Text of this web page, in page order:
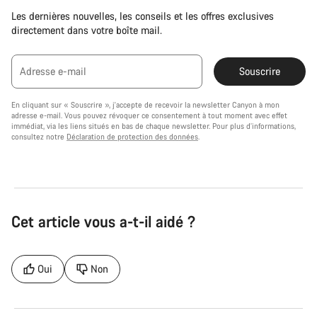
Les dernières nouvelles, les conseils et les offres exclusives
directement dans votre boîte mail.
Adresse e-mail Souscrire
En cliquant sur « Souscrire », j'accepte de recevoir la newsletter Canyon à mon
adresse e-mail. Vous pouvez révoquer ce consentement à tout moment avec effet
immédiat, via les liens situés en bas de chaque newsletter. Pour plus d’informations,
consultez notre Déclaration de protection des données.
Cet article vous a-t-il aidé ?
Oui Non